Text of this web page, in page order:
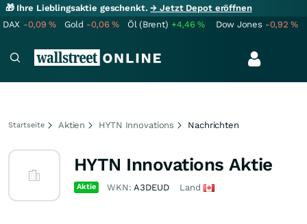
🎁 Ihre Lieblingsaktie geschenkt.→ Jetzt Depot eröffnen
DAX -0,09% Gold -0,06% Öl (Brent) +4,46% Dow Jones -0,92%
Startseite Aktien HYTN Innovations Nachrichten
HYTN Innovations Aktie
Aktie WKN:A3DEUD Land